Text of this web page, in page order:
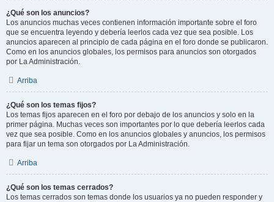
¿Qué son los anuncios?
Los anuncios muchas veces contienen información importante sobre el foro
que se encuentra leyendo y debería leerlos cada vez que sea posible. Los
anuncios aparecen al principio de cada página en el foro donde se publicaron.
Como en los anuncios globales, los permisos para anuncios son otorgados
por La Administración.
Arriba
¿Qué son los temas fijos?
Los temas fijos aparecen en el foro por debajo de los anuncios y solo en la
primer página. Muchas veces son importantes por lo que debería leerlos cada
vez que sea posible. Como en los anuncios globales y anuncios, los permisos
para fijar un tema son otorgados por La Administración.
Arriba
¿Qué son los temas cerrados?
Los temas cerrados son temas donde los usuarios ya no pueden responder y